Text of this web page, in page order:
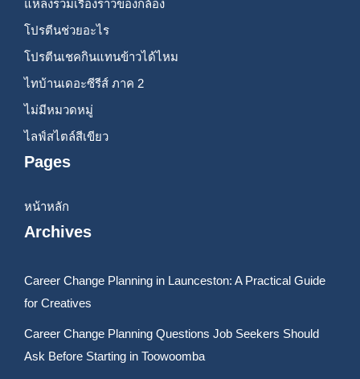
แหล่งรวมเรื่องราวของกล้อง
โปรตีนช่วยอะไร
โปรตีนเชคกินแทนข้าวได้ไหม
ไทบ้านเดอะซีรีส์ ภาค 2
ไม่มีหมวดหมู่
ไลฟ์สไตล์สีเขียว
Pages
หน้าหลัก
Archives
Career Change Planning in Launceston: A Practical Guide
for Creatives
Career Change Planning Questions Job Seekers Should
Ask Before Starting in Toowoomba